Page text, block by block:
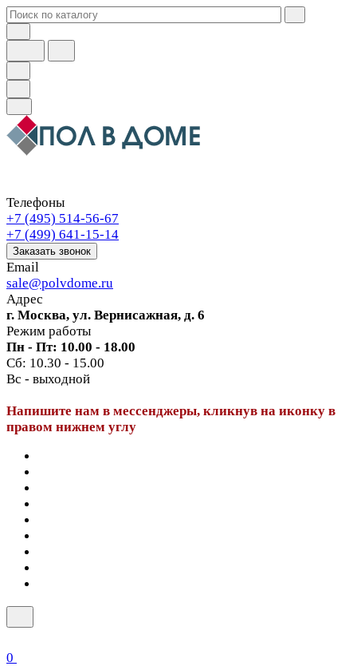
Телефоны
+7 (495) 514-56-67
+7 (499) 641-15-14
Заказать звонок
Email
sale@polvdome.ru
Адрес
г. Москва, ул. Вернисажная, д. 6
Режим работы
Пн - Пт: 10.00 - 18.00
Сб: 10.30 - 15.00
Вс - выходной
Напишите нам в мессенджеры, кликнув на иконку в
правом нижнем углу
0